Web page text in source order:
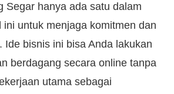
Segar hanya ada satu dalam
ini untuk menjaga komitmen dan
Ide bisnis ini bisa Anda lakukan
berdagang secara online tanpa
utama sebagai